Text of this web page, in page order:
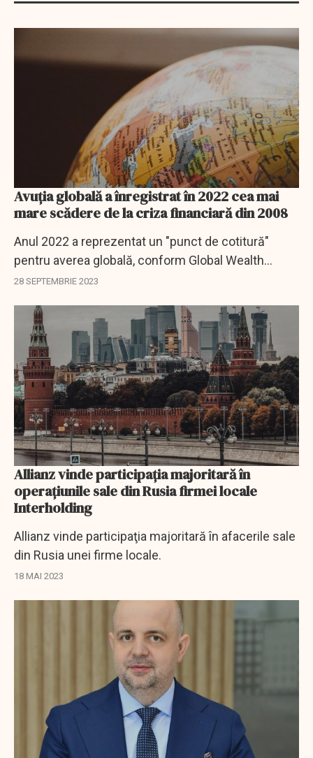
Avuția globală a înregistrat în 2022 cea mai
mare scădere de la criza financiară din 2008
Anul 2022 a reprezentat un "punct de cotitură"
pentru averea globală, conform Global Wealth
Report, un studiu al companiei financiare germane
28 SEPTEMBRIE 2023
Allianz vinde participaţia majoritară în
operaţiunile sale din Rusia firmei locale
Interholding
Allianz vinde participaţia majoritară în afacerile sale
din Rusia unei firme locale.
18 MAI 2023